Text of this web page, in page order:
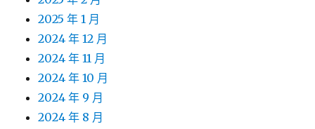
2025 年 1 月
2024 年 12 月
2024 年 11 月
2024 年 10 月
2024 年 9 月
2024 年 8 月